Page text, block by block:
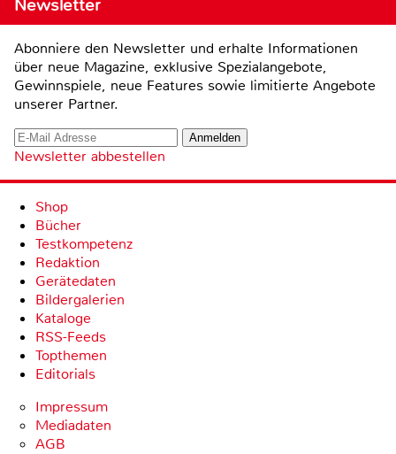
Newsletter
Abonniere den Newsletter und erhalte Informationen
über neue Magazine, exklusive Spezialangebote,
Gewinnspiele, neue Features sowie limitierte Angebote
unserer Partner.
Newsletter abbestellen
Shop
Bücher
Testkompetenz
Redaktion
Gerätedaten
Bildergalerien
Kataloge
RSS-Feeds
Topthemen
Editorials
Impressum
Mediadaten
AGB